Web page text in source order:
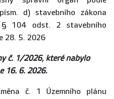
d) stavebního zákona
104 odst. 2 stavebního
28. 5. 2026
č. 1/2026, které nabylo
16. 6. 2026.
č. 1 Územního plánu